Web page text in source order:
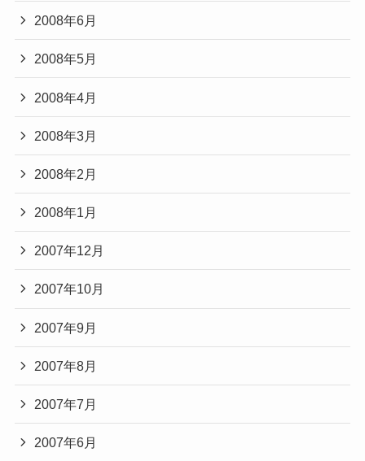
2008年6月
2008年5月
2008年4月
2008年3月
2008年2月
2008年1月
2007年12月
2007年10月
2007年9月
2007年8月
2007年7月
2007年6月